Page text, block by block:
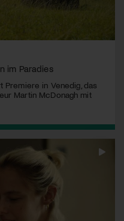
im Paradies
in Venedig, das
Martin McDonagh mit